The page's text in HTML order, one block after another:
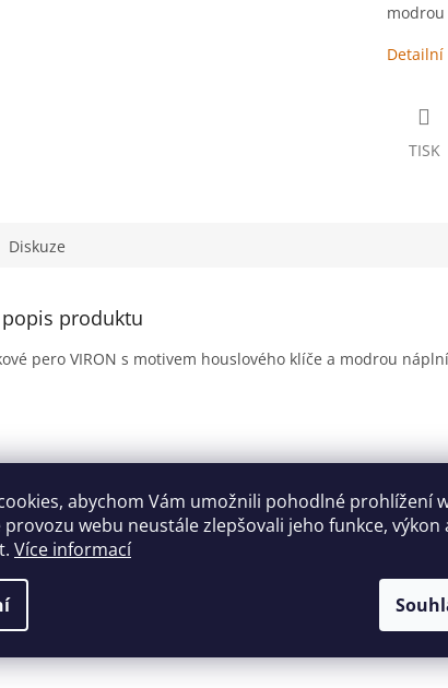
abychom Vám umožnili pohodlné prohlížení
provozu webu neustále zlepšovali jeho funkce, výkon
Více informací
TISK
Diskuze
produktu
pero VIRON s motivem houslového klíče a modrou